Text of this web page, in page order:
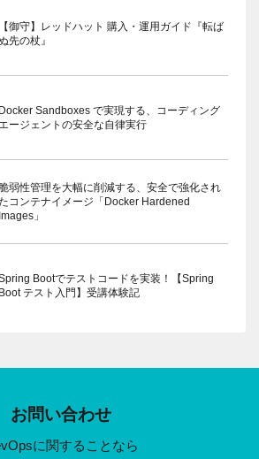
【御守】レッドハット 購入・運用ガイド『転ば
先の杖』
Docker Sandboxes で実現する、コーディング
エージェントの安全な自律実行
脆弱性管理を大幅に削減する、安全で強化され
コンテナイメージ「Docker Hardened
Images」
Bootでテストコードを実装！【Spring
Boot テスト入門】受講体験記
お問い合わせ
に関することなら